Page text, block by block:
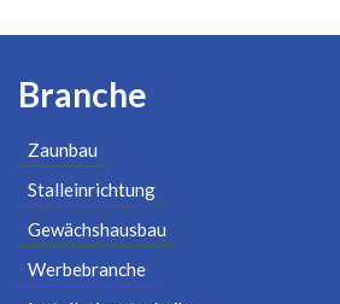
Branche
Zaunbau
Stalleinrichtung
Gewächshausbau
Werbebranche